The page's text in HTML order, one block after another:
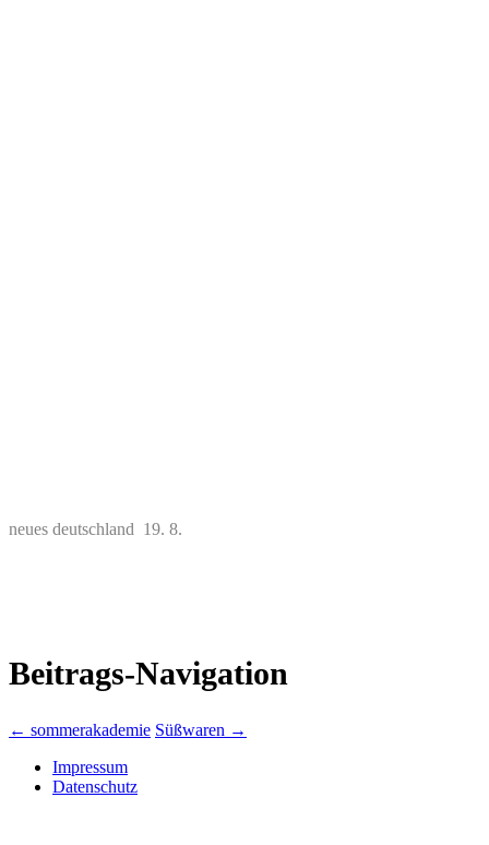
neues deutschland 19. 8.
Beitrags-Navigation
← sommerakademie Süßwaren →
Impressum
Datenschutz